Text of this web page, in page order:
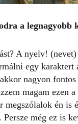
a legnagyobb
A nyelv! (nevet)
egy karaktert
nagyon
magam ezen
megszólalok én is
még ez is